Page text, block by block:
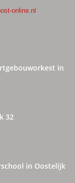
online.nl
in
32
in Oostelijk